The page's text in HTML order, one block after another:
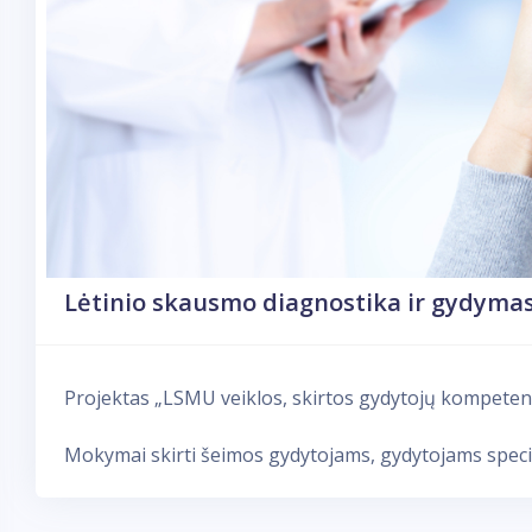
Lėtinio skausmo diagnostika ir
Projektas „LSMU veiklos, skirtos gydytojų
Mokymai skirti šeimos gydytojams, gydytojams